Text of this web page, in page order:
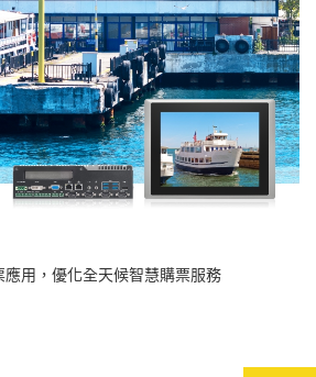
用，優化全天候智慧購票服務